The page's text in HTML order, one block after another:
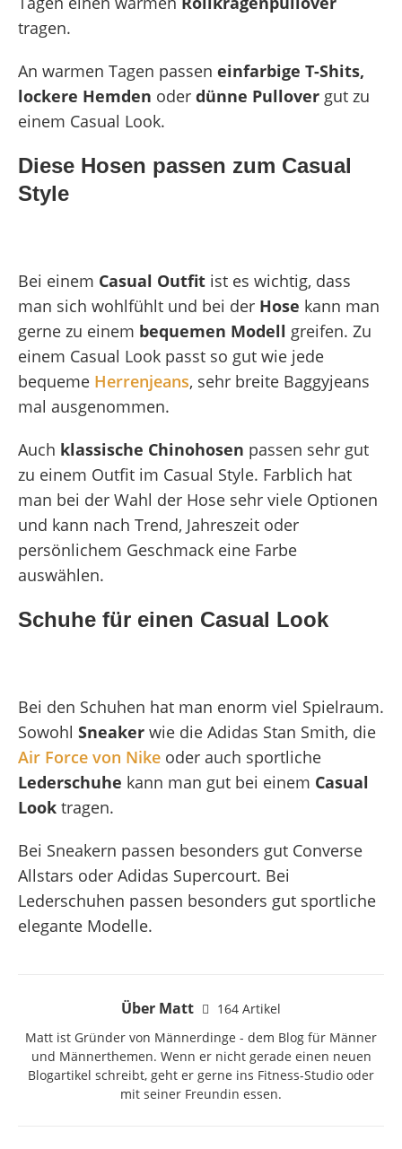
tragen.
An warmen Tagen passen einfarbige T-Shits,
lockere Hemden oder dünne Pullover gut zu
einem Casual Look.
Diese Hosen passen zum Casual
Style
Bei einem Casual Outfit ist es wichtig, dass
man sich wohlfühlt und bei der Hose kann man
gerne zu einem bequemen Modell greifen. Zu
einem Casual Look passt so gut wie jede
bequeme Herrenjeans, sehr breite Baggyjeans
mal ausgenommen.
Auch klassische Chinohosen passen sehr gut
zu einem Outfit im Casual Style. Farblich hat
man bei der Wahl der Hose sehr viele Optionen
und kann nach Trend, Jahreszeit oder
persönlichem Geschmack eine Farbe
auswählen.
Schuhe für einen Casual Look
Bei den Schuhen hat man enorm viel Spielraum.
Sowohl Sneaker wie die Adidas Stan Smith, die
Air Force von Nike oder auch sportliche
Lederschuhe kann man gut bei einem Casual
Look tragen.
Bei Sneakern passen besonders gut Converse
Allstars oder Adidas Supercourt. Bei
Lederschuhen passen besonders gut sportliche
elegante Modelle.
Über Matt
164 Artikel
Matt ist Gründer von Männerdinge - dem Blog für Männer
und Männerthemen. Wenn er nicht gerade einen neuen
Blogartikel schreibt, geht er gerne ins Fitness-Studio oder
mit seiner Freundin essen.